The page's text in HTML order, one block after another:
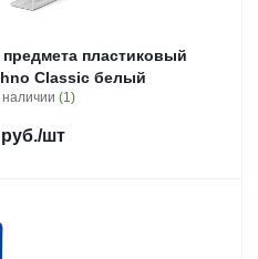
пластиковый
Classiс белый
наличии (1)
руб./шт